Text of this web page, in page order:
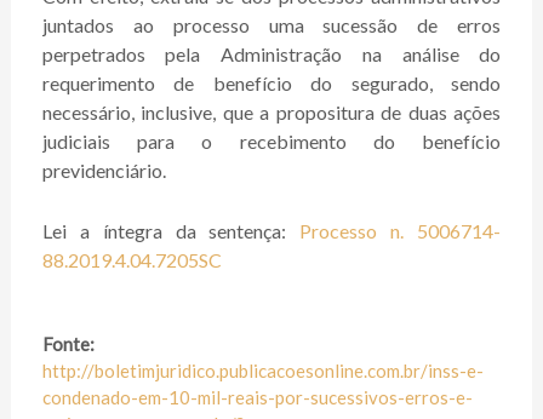
juntados ao processo uma sucessão de erros
perpetrados pela Administração na análise do
requerimento de benefício do segurado, sendo
necessário, inclusive, que a propositura de duas ações
judiciais para o recebimento do benefício
previdenciário.
Lei a íntegra da sentença: Processo n. 5006714-
88.2019.4.04.7205SC
Fonte:
http://boletimjuridico.publicacoesonline.com.br/inss-e-
condenado-em-10-mil-reais-por-sucessivos-erros-e-